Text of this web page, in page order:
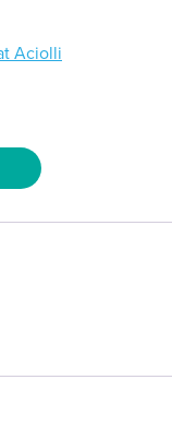
Aciolli